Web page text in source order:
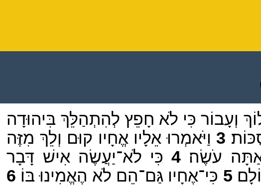
וְעָבוֹר כִּי לֹא חָפֵץ לְהִתְהַלֵּךְ בִּיהוּדָה
3וַיֹּאמְרוּ אֵלָיו אֱחָיו קוּם וְלֵךְ מִזֶּה
עֹשֶׂה׃ 4כִּי לֹא־יַעֲשֶׂה אִישׁ דָּבָר
5 כִּי־אֶחָיו גַּם־הֵם לֹא הֶאֱמִינוּ בּוֹ׃ 6